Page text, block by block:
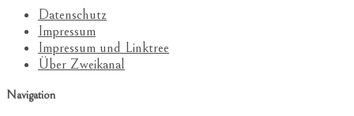
Datenschutz
Impressum
Impressum und Linktree
Über Zweikanal
Navigation